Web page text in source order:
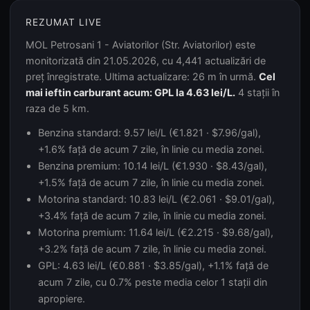
REZUMAT LIVE
MOL Petrosani 1 - Aviatorilor (Str. Aviatorilor) este
monitorizată din 21.05.2026, cu 4,441 actualizări de
preț înregistrate. Ultima actualizare: 26 m în urmă. Cel
mai ieftin carburant acum: GPL la 4.63 lei/L. 4 stații în
raza de 5 km.
Benzina standard: 9.57 lei/L (€1.821 · $7.96/gal),
+1.6% față de acum 7 zile, în linie cu media zonei.
Benzina premium: 10.14 lei/L (€1.930 · $8.43/gal),
+1.5% față de acum 7 zile, în linie cu media zonei.
Motorina standard: 10.83 lei/L (€2.061 · $9.01/gal),
+3.4% față de acum 7 zile, în linie cu media zonei.
Motorina premium: 11.64 lei/L (€2.215 · $9.68/gal),
+3.2% față de acum 7 zile, în linie cu media zonei.
GPL: 4.63 lei/L (€0.881 · $3.85/gal), +1.1% față de
acum 7 zile, cu 0.7% peste media celor 1 stații din
apropiere.